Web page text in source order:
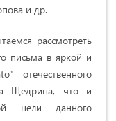
и др.
рассмотреть
письма в яркой и
отечественного
Щедрина, что и
цели данного